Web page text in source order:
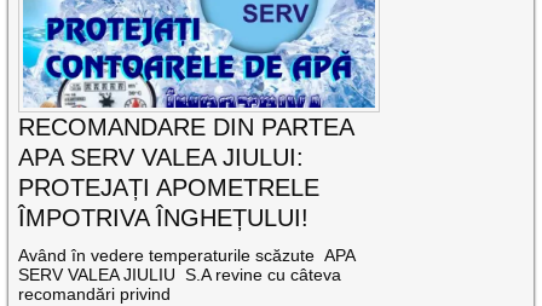
RECOMANDARE DIN PARTEA
APA SERV VALEA JIULUI:
PROTEJAȚI APOMETRELE
ÎMPOTRIVA ÎNGHEȚULUI!
Având în vedere temperaturile scăzute APA
SERV VALEA JIULIU S.A revine cu câteva
recomandări privind